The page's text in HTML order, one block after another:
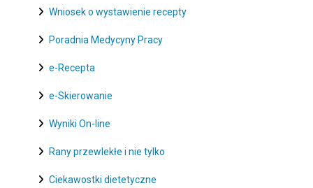
Wniosek o wystawienie recepty
Poradnia Medycyny Pracy
e-Recepta
e-Skierowanie
Wyniki On-line
Rany przewlekłe i nie tylko
Ciekawostki dietetyczne